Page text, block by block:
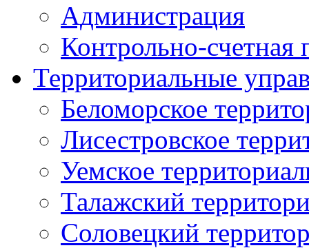
Администрация
Контрольно-счетная
Территориальные
Беломорское
Лисестровское
Уемское
Талажский
Соловецкий